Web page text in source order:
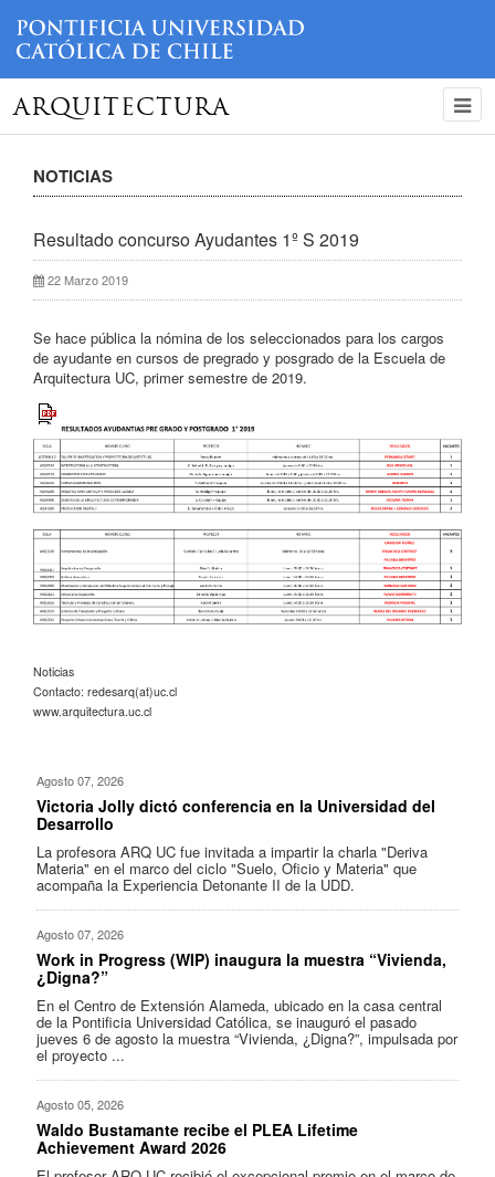
ARQUITECTURA
NOTICIAS
Resultado concurso Ayudantes 1º S 2019
22 Marzo 2019
Se hace pública la nómina de los seleccionados para los cargos
de ayudante en cursos de pregrado y posgrado de la Escuela de
Arquitectura UC, primer semestre de 2019.
Noticias
Contacto: redesarq(at)uc.cl
www.arquitectura.uc.cl
Agosto 07, 2026
Victoria Jolly dictó conferencia en la Universidad del
Desarrollo
La profesora ARQ UC fue invitada a impartir la charla "Deriva
Materia" en el marco del ciclo "Suelo, Oficio y Materia" que
acompaña la Experiencia Detonante II de la UDD.
Agosto 07, 2026
Work in Progress (WIP) inaugura la muestra “Vivienda,
¿Digna?”
En el Centro de Extensión Alameda, ubicado en la casa central
de la Pontificia Universidad Católica, se inauguró el pasado
jueves 6 de agosto la muestra “Vivienda, ¿Digna?”, impulsada por
el proyecto ...
Agosto 05, 2026
Waldo Bustamante recibe el PLEA Lifetime
Achievement Award 2026